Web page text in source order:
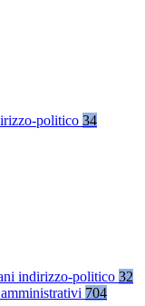
politico 34
indirizzo-politico 32
704